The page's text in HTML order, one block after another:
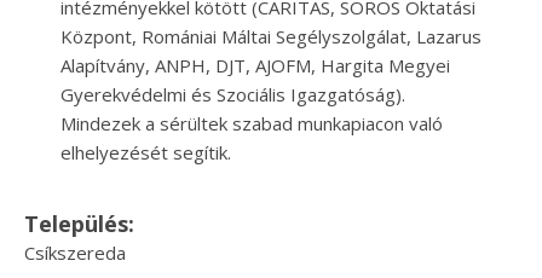
intézményekkel kötött (CARITAS, SOROS Oktatási
Központ, Romániai Máltai Segélyszolgálat, Lazarus
Alapítvány, ANPH, DJT, AJOFM, Hargita Megyei
Gyerekvédelmi és Szociális Igazgatóság).
Mindezek a sérültek szabad munkapiacon való
elhelyezését segítik.
Település:
Csíkszereda